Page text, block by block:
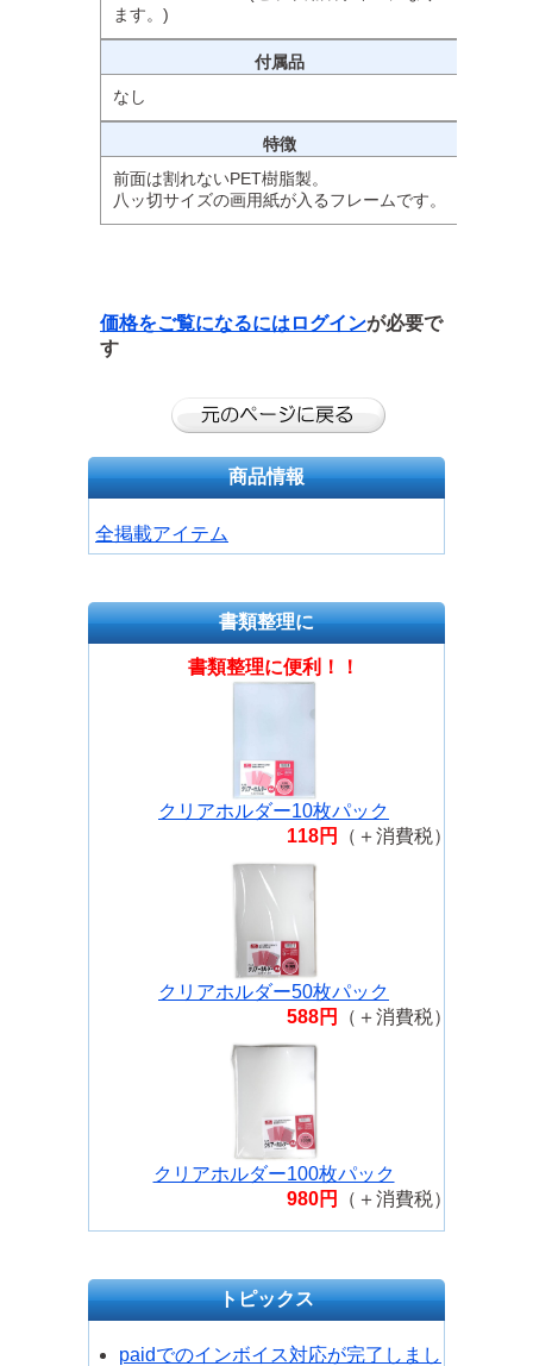
ます。)
付属品
なし
特徴
前面は割れないPET樹脂製。
八ッ切サイズの画用紙が入るフレームです。
価格をご覧になるには ログインが必要で
す
商品情報
全掲載アイテム
書類整理に
書類整理に便利！！
クリアホルダー10枚パック
118円
（＋消費税）
クリアホルダー50枚パック
588円
（＋消費税）
クリアホルダー100枚パック
980円
（＋消費税）
トピックス
paidでのインボイス対応が完了しまし